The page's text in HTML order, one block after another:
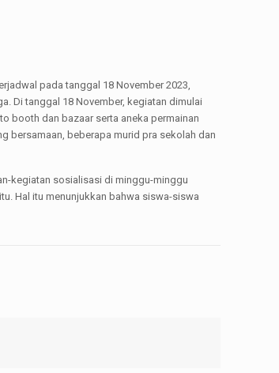
pada tanggal 18 November 2023,
Di tanggal 18 November, kegiatan dimulai
booth dan bazaar serta aneka permainan
bersamaan, beberapa murid pra sekolah dan
kegiatan sosialisasi di minggu-minggu
Hal itu menunjukkan bahwa siswa-siswa